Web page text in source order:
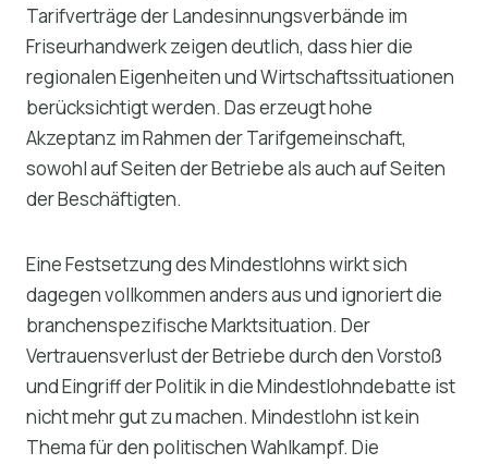
Tarifverträge der Landesinnungsverbände im
Friseurhandwerk zeigen deutlich, dass hier die
regionalen Eigenheiten und Wirtschaftssituationen
berücksichtigt werden. Das erzeugt hohe
Akzeptanz im Rahmen der Tarifgemeinschaft,
sowohl auf Seiten der Betriebe als auch auf Seiten
der Beschäftigten.
Eine Festsetzung des Mindestlohns wirkt sich
dagegen vollkommen anders aus und ignoriert die
branchenspezifische Marktsituation. Der
Vertrauensverlust der Betriebe durch den Vorstoß
und Eingriff der Politik in die Mindestlohndebatte ist
nicht mehr gut zu machen. Mindestlohn ist kein
Thema für den politischen Wahlkampf. Die